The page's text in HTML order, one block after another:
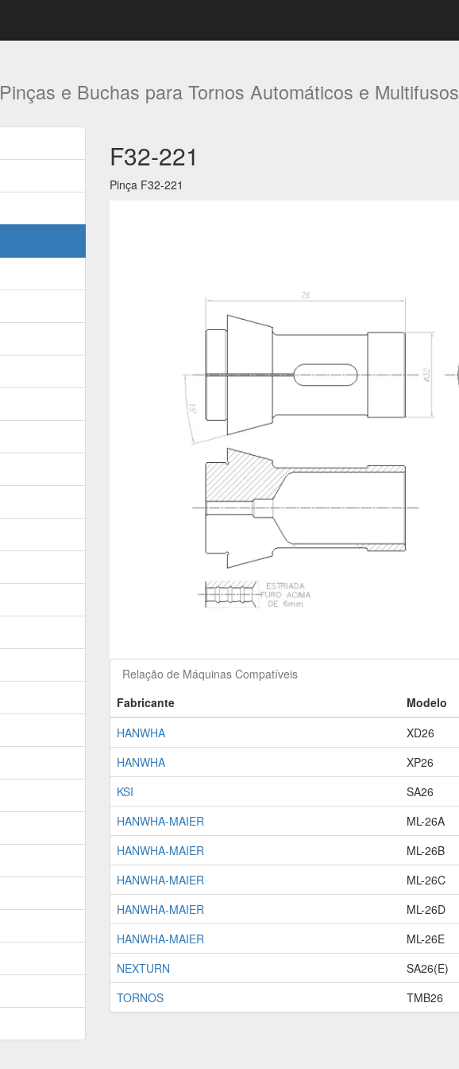
Pinças e Buchas para Tornos Automáticos e Multifusos
F32-221
Pinça F32-221
Relação de Máquinas Compatíveis
Fabricante
Modelo
HANWHA
XD26
HANWHA
XP26
KSI
SA26
HANWHA-MAIER
ML-26A
HANWHA-MAIER
ML-26B
HANWHA-MAIER
ML-26C
HANWHA-MAIER
ML-26D
HANWHA-MAIER
ML-26E
NEXTURN
SA26(E)
TORNOS
TMB26